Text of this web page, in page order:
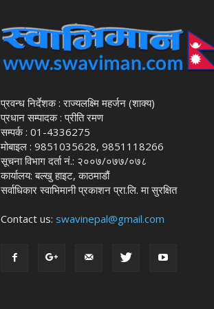
प्रवन्ध निर्देशक : राज्यलक्ष्मि महर्जन (शाक्य)
प्रधान सम्पादक : प्रीति रमण
सम्पर्क : 01-4336275
मोबाइल : 9851035628, 9851118266
सूचना विभाग दर्ता नं.: २००७/०७७/०७८
कार्यालय: बल्खु हाइट, काठमाडौं
सर्वाधिकार स्वाभिमानी प्रकाशन प्रा.लि. मा सुरक्षित
Contact us: swavinepal@gmail.com